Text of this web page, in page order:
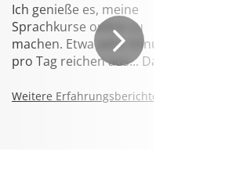
Ich genieße es, meine
Sprachkurse online zu
machen. Etwa zehn Minuten
pro Tag reichen aus... Danke!
Weitere Erfahrungsberichte.